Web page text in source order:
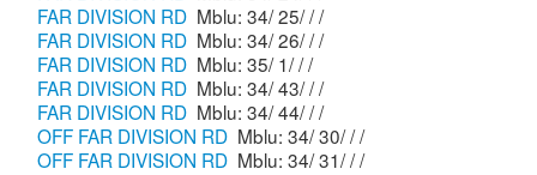
FAR DIVISION RD
Mblu: 34/ 25/ / /
FAR DIVISION RD
Mblu: 34/ 26/ / /
FAR DIVISION RD
Mblu: 35/ 1/ / /
FAR DIVISION RD
Mblu: 34/ 43/ / /
FAR DIVISION RD
Mblu: 34/ 44/ / /
OFF FAR DIVISION RD
Mblu: 34/ 30/ / /
OFF FAR DIVISION RD
Mblu: 34/ 31/ / /